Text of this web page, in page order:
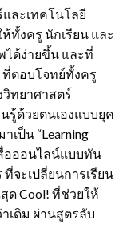
ละเทคโนโลยี
ทั้งครู นักเรียน และ
ได้ง่ายขึ้น และที่
ที่ตอบโจทย์ทั้งครู
ทยาศาสตร์
รู้ด้วยตนเองแบบยุค
เป็น “Learning
อออนไลน์แบบทัน
จะเปลี่ยนการเรียน
ด Cool! ที่ช่วยให้
เดิม ผ่านสูตรลับ